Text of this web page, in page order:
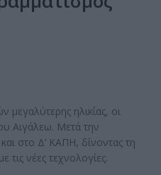
ηλικίας, οι
Αιγάλεω. Μετά την
στο Δ’ ΚΑΠΗ, δίνοντας τη
νέες τεχνολογίες.